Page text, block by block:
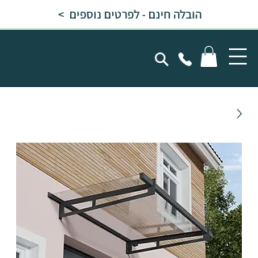
הובלה חינם - לפרטים נוספים >